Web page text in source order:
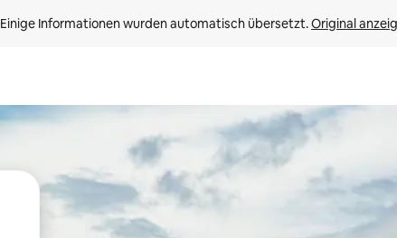
Einige Informationen wurden automatisch übersetzt. Original